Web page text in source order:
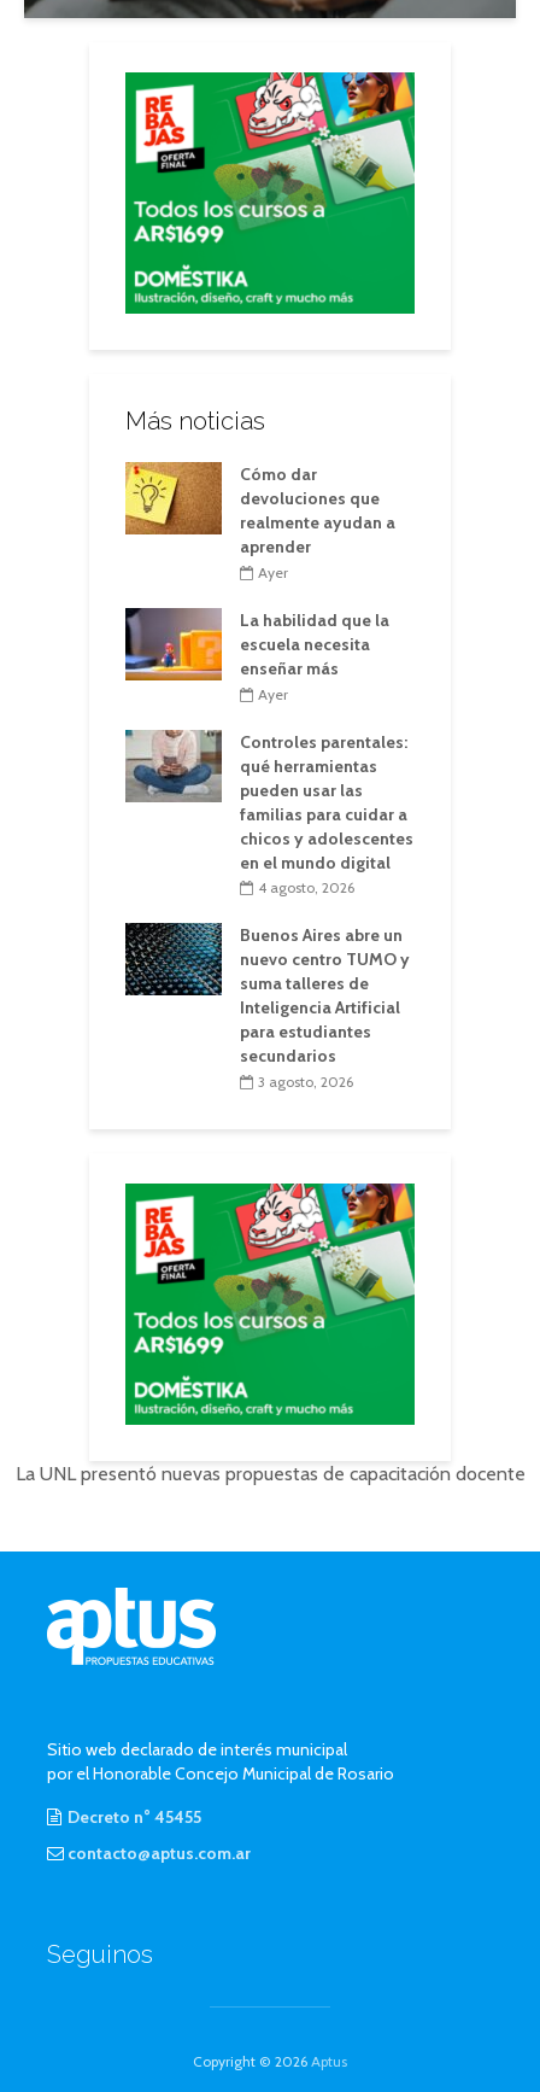
Más noticias
Cómo dar
devoluciones que
realmente ayudan a
aprender
Ayer
La habilidad que la
escuela necesita
enseñar más
Ayer
Controles parentales:
qué herramientas
pueden usar las
familias para cuidar a
chicos y adolescentes
en el mundo digital
4 agosto, 2026
Buenos Aires abre un
nuevo centro TUMO y
suma talleres de
Inteligencia Artificial
para estudiantes
secundarios
3 agosto, 2026
La UNL presentó nuevas propuestas de capacitación docente
Sitio web declarado de interés municipal
por el Honorable Concejo Municipal de Rosario
Decreto n° 45455
contacto@aptus.com.ar
Seguinos
Copyright © 2026 Aptus